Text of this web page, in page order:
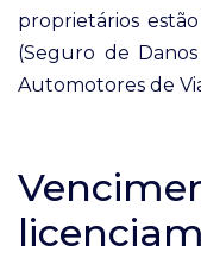
proprietários
(Seguro de
Automotores de